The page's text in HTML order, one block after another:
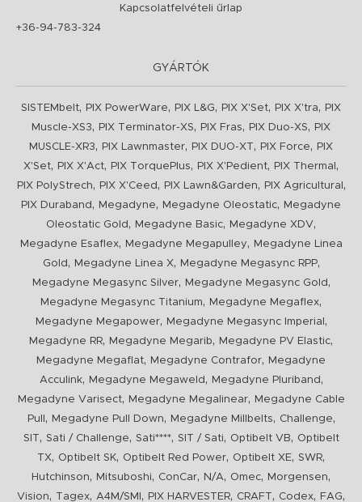
Kapcsolatfelvételi űrlap
+36-94-783-324
GYÁRTÓK
SISTEMbelt, PIX PowerWare, PIX L&G, PIX X'Set, PIX X'tra,
PIX
Muscle-XS3, PIX Terminator-XS, PIX Fras, PIX Duo-XS,
PIX
MUSCLE-XR3, PIX Lawnmaster, PIX DUO-XT , PIX Force,
PIX
X'Set, PIX X'Act, PIX TorquePlus, PIX X'Pedient, PIX Thermal ,
PIX PolyStrech, PIX X'Ceed , PIX Lawn&Garden, PIX Agricultural ,
PIX Duraband , Megadyne, Megadyne Oleostatic,
Megadyne
Oleostatic Gold , Megadyne Basic, Megadyne XDV,
Megadyne Esaflex, Megadyne Megapulley,
Megadyne Linea
Gold , Megadyne Linea X, Megadyne Megasync RPP,
Megadyne Megasync Silver, Megadyne Megasync Gold ,
Megadyne Megasync Titanium, Megadyne Megaflex,
Megadyne Megapower, Megadyne Megasync Imperial ,
Megadyne RR, Megadyne Megarib, Megadyne PV Elastic,
Megadyne Megaflat, Megadyne Contrafor,
Megadyne
Acculink, Megadyne Megaweld , Megadyne Pluriband ,
Megadyne Varisect, Megadyne Megalinear,
Megadyne Cable
Pull
, Megadyne Pull Down, Megadyne Millbelts, Challenge,
SIT , Sati / Challenge, Sati****, SIT / Sati, Optibelt VB, Optibelt
TX, Optibelt SK, Optibelt Red Power, Optibelt XE, SWR,
Hutchinson, Mitsuboshi, ConCar, N/A, Omec, Morgensen,
Vision, Tagex, A4M/SMI , PIX HARVESTER, CRAFT , Codex, FAG,